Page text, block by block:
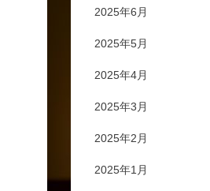
2025年6月
2025年5月
2025年4月
2025年3月
2025年2月
2025年1月